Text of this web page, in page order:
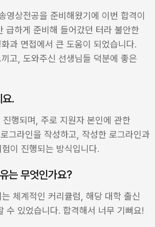
상전공을 준비해왔기에 이번 합격이
급하게 준비해 들어갔던 터라 불안한
과 면접에서 큰 도움이 되었습니다.
고, 도와주신 선생님들 덕분에 좋은
.
행되며, 주로 지원자 본인에 관한
그라인을 작성하고, 작성한 로그라인과
이 진행되는 방식입니다.
는 무엇인가요?
체계적인 커리큘럼, 해당 대학 출신
수 있었습니다. 합격해서 너무 기뻐요!